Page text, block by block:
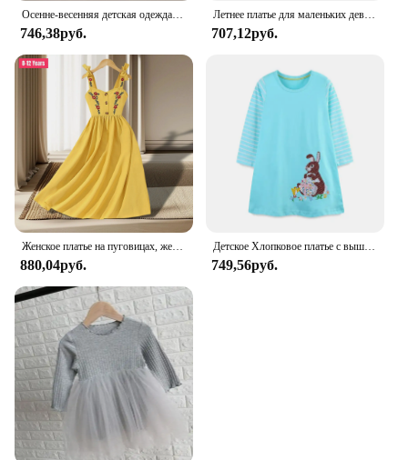
Осенне-весенняя детская одежда из органического хлопка, свободное платье из двойной марли с карманами для маленьких девочек, модные повседневные Детские платья принцессы
746,38руб.
Летнее платье для маленьких девочек с цветочным принтом и коротким рукавом, хлопковые повседневные наряды, Пляжное Платье
707,12руб.
Женское платье на пуговицах, желтое платье для девочек 8-12 лет
880,04руб.
Детское Хлопковое платье с вышивкой, аппликацией и изображением животных
749,56руб.